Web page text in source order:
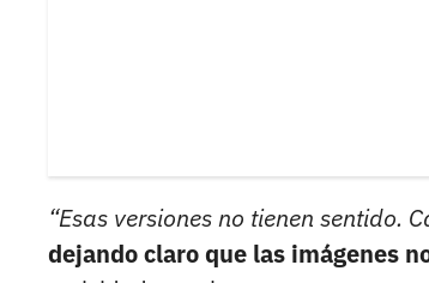
“Esas versiones no tienen sentido.
dejando claro que las imágenes